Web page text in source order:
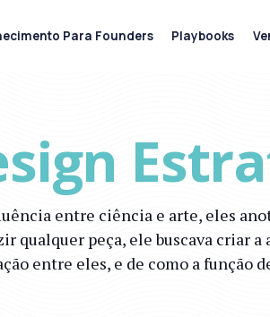
entre ciência e arte, eles
qualquer peça, ele buscava criar
entre eles, e de como a função
Para Founders Playbooks